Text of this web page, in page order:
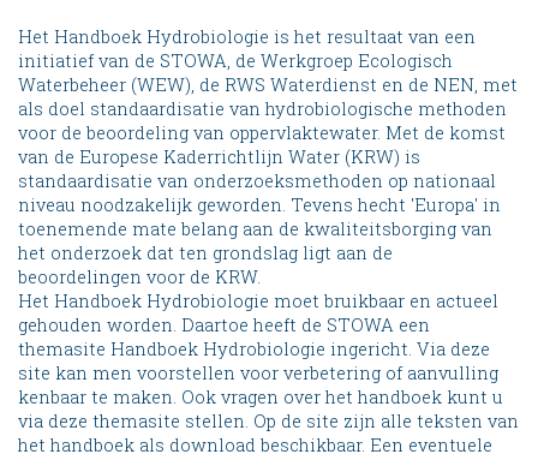
Het Handboek Hydrobiologie is het resultaat van een
initiatief van de STOWA, de Werkgroep Ecologisch
Waterbeheer (WEW), de RWS Waterdienst en de NEN, met
als doel standaardisatie van hydrobiologische methoden
voor de beoordeling van oppervlaktewater. Met de komst
van de Europese Kaderrichtlijn Water (KRW) is
standaardisatie van onderzoeksmethoden op nationaal
niveau noodzakelijk geworden. Tevens hecht 'Europa' in
toenemende mate belang aan de kwaliteitsborging van
het onderzoek dat ten grondslag ligt aan de
beoordelingen voor de KRW.
Het Handboek Hydrobiologie moet bruikbaar en actueel
gehouden worden. Daartoe heeft de STOWA een
themasite Handboek Hydrobiologie ingericht. Via deze
site kan men voorstellen voor verbetering of aanvulling
kenbaar te maken. Ook vragen over het handboek kunt u
via deze themasite stellen. Op de site zijn alle teksten van
het handboek als download beschikbaar. Een eventuele